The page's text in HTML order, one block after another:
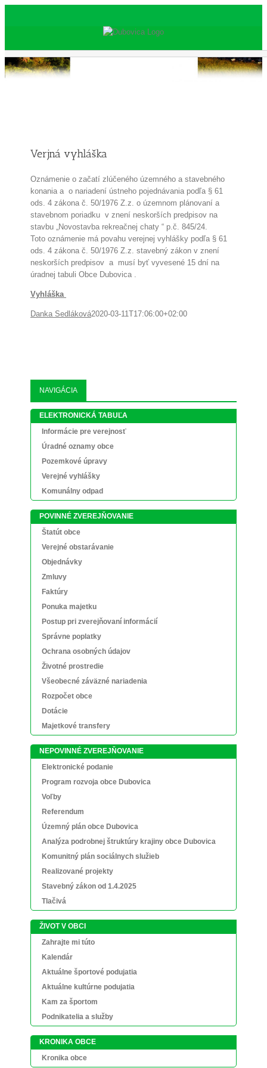
Verjná vyhláška
Oznámenie o začatí zlúčeného územného a stavebného
konania a o nariadení ústneho pojednávania podľa § 61
ods. 4 zákona č. 50/1976 Z.z. o územnom plánovaní a
stavebnom poriadku v znení neskorších predpisov na
stavbu „Novostavba rekreačnej chaty “ p.č. 845/24.
Toto oznámenie má povahu verejnej vyhlášky podľa § 61
ods. 4 zákona č. 50/1976 Z.z. stavebný zákon v znení
neskorších predpisov a musí byť vyvesené 15 dní na
úradnej tabuli Obce Dubovica .
Vyhláška
Danka Sedláková2020-03-11T17:06:00+02:00
NAVIGÁCIA
ELEKTRONICKÁ TABUĽA
Informácie pre verejnosť
Úradné oznamy obce
Pozemkové úpravy
Verejné vyhlášky
Komunálny odpad
POVINNÉ ZVEREJŇOVANIE
Štatút obce
Verejné obstarávanie
Objednávky
Zmluvy
Faktúry
Ponuka majetku
Postup pri zverejňovaní informácií
Správne poplatky
Ochrana osobných údajov
Životné prostredie
Všeobecné záväzné nariadenia
Rozpočet obce
Dotácie
Majetkové transfery
NEPOVINNÉ ZVEREJŇOVANIE
Elektronické podanie
Program rozvoja obce Dubovica
Voľby
Referendum
Územný plán obce Dubovica
Analýza podrobnej štruktúry krajiny obce Dubovica
Komunitný plán sociálnych služieb
Realizované projekty
Stavebný zákon od 1.4.2025
Tlačivá
ŽIVOT V OBCI
Zahrajte mi túto
Kalendár
Aktuálne športové podujatia
Aktuálne kultúrne podujatia
Kam za športom
Podnikatelia a služby
KRONIKA OBCE
Kronika obce